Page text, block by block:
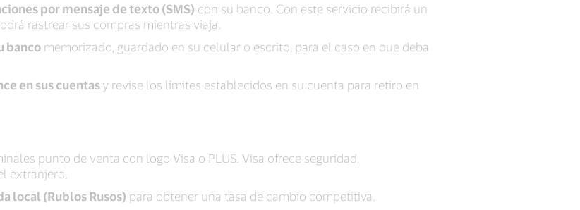
por mensaje de texto (SMS) con su banco. Con este servicio recibirá un
rastrear sus compras mientras viaja.
banco memorizado, guardado en su celular o escrito, para el caso en que deba
en sus cuentas y revise los límites establecidos en su cuenta para retiro en
punto de venta con logo Visa o PLUS. Visa ofrece seguridad,
extranjero.
local (Rublos Rusos) para obtener una tasa de cambio competitiva.